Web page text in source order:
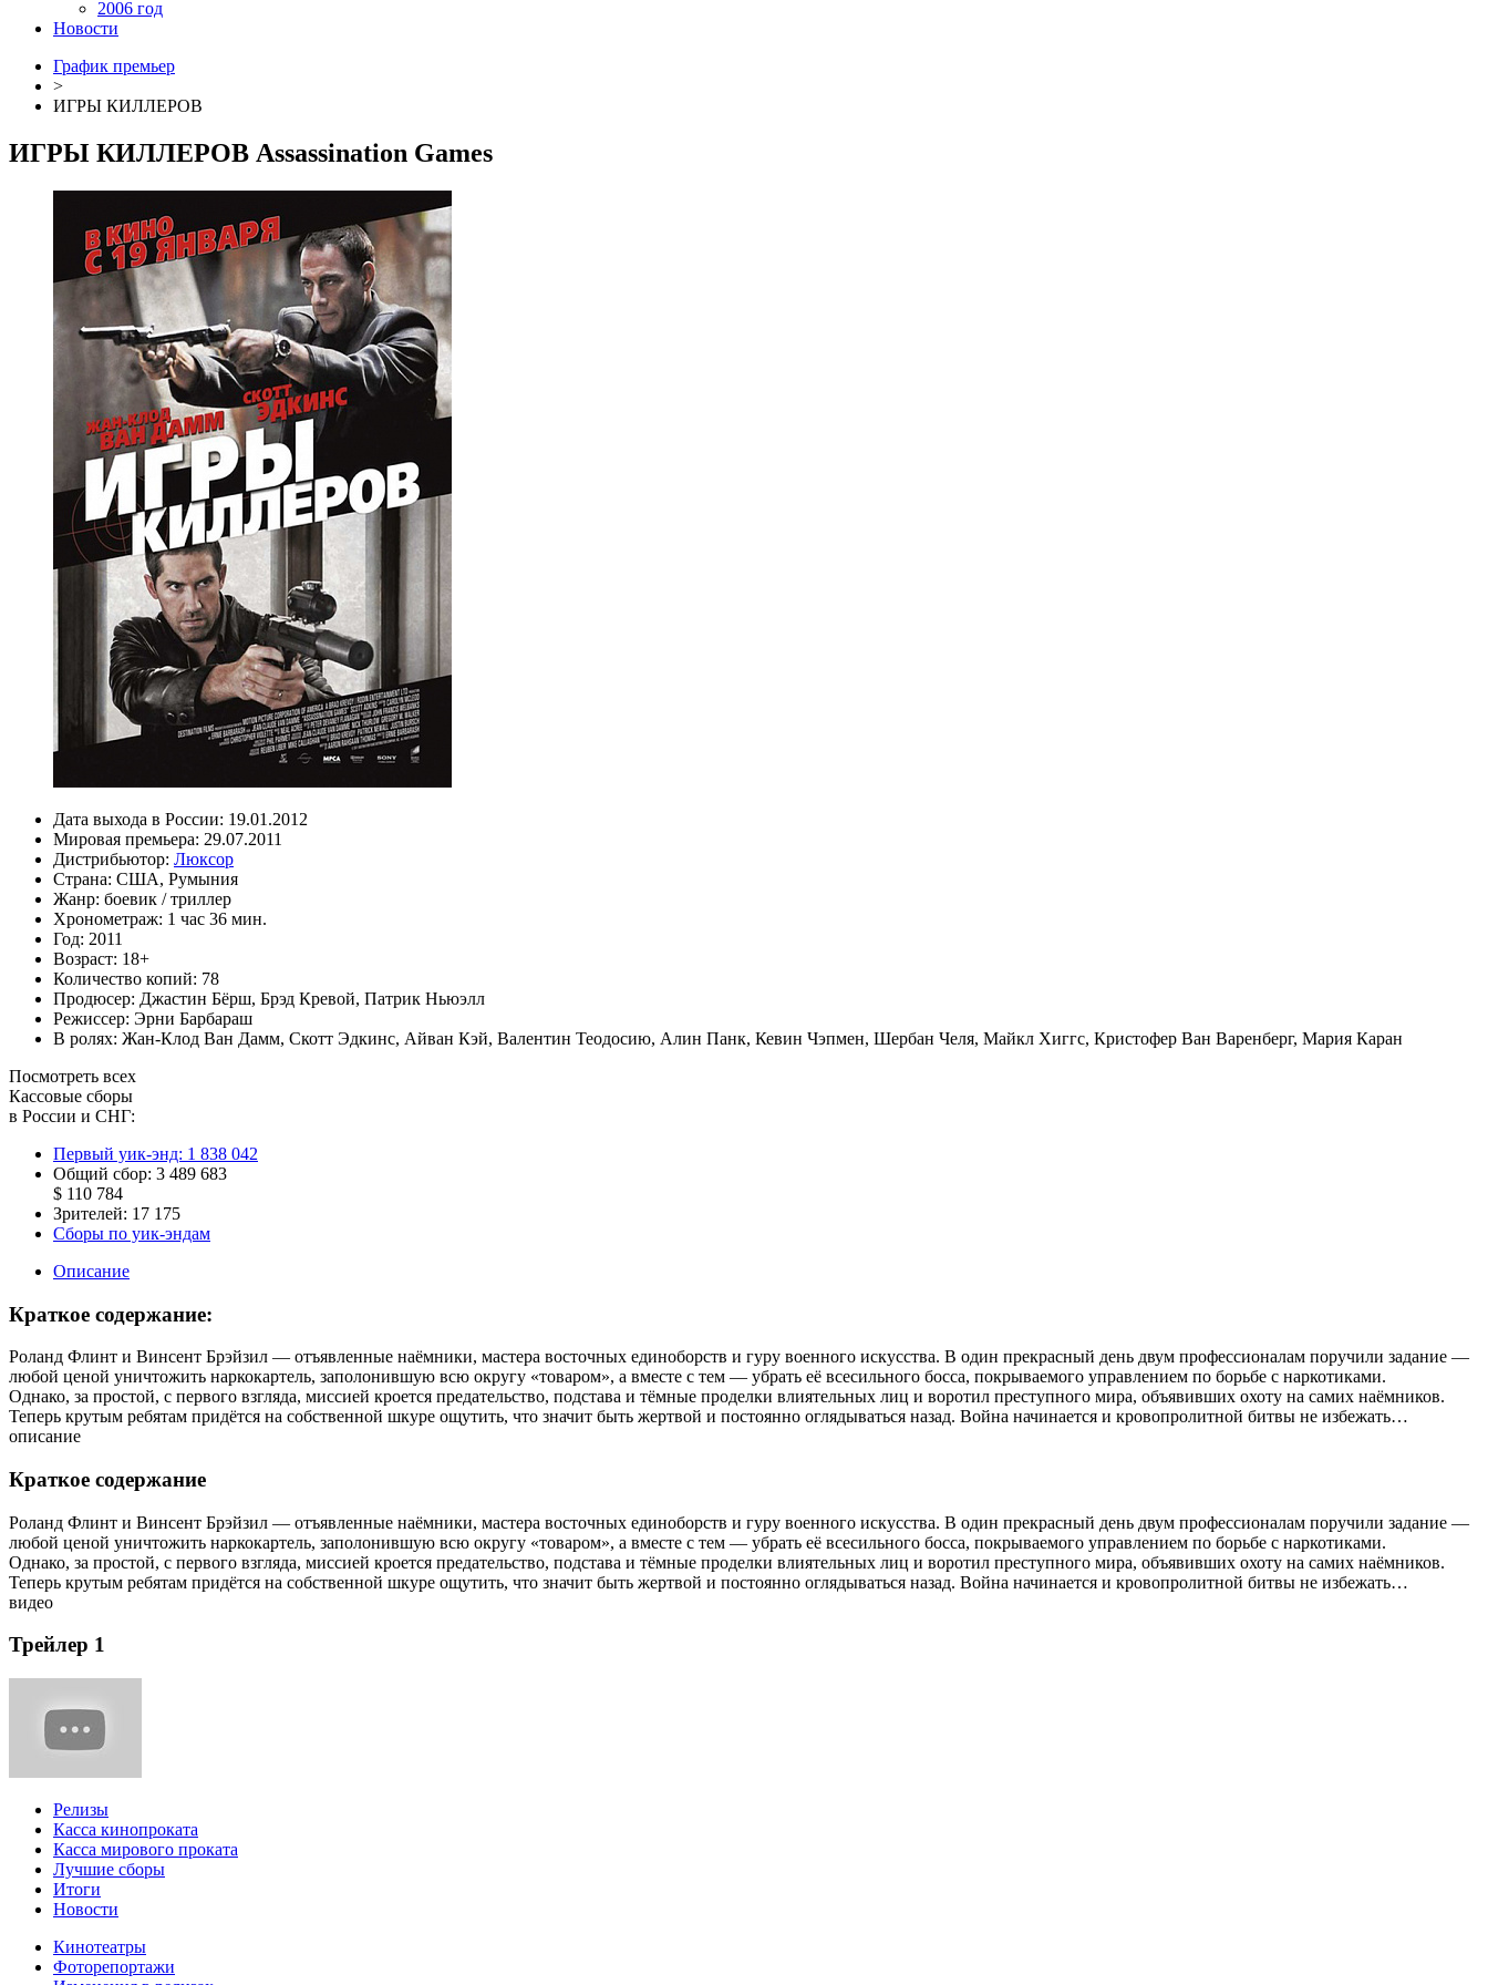
2006 год
Новости
График премьер
>
ИГРЫ КИЛЛЕРОВ
ИГРЫ КИЛЛЕРОВ Assassination Games
Дата выхода в России: 19.01.2012
Мировая премьера: 29.07.2011
Дистрибьютор: Люксор
Страна: США, Румыния
Жанр: боевик /триллер
Хронометраж: 1 час 36 мин.
Год: 2011
Возраст: 18+
Количество копий: 78
Продюсер: Джастин Бёрш, Брэд Кревой, Патрик Ньюэлл
Режиссер: Эрни Барбараш
В ролях: Жан-Клод Ван Дамм, Скотт Эдкинс, Айван Кэй, Валентин Теодосию, Алин Панк, Кевин Чэпмен, Шербан Челя, Майкл Хиггс, Кристофер Ван Варенберг, Мария Каран
Посмотреть всех
Кассовые сборы
в России и СНГ:
Первый уик-энд: 1 838 042
Общий сбор: 3 489 683
$ 110 784
Зрителей: 17 175
Сборы по уик-эндам
Описание
Краткое содержание:
Роланд Флинт и Винсент Брэйзил — отъявленные наёмники, мастера восточных единоборств и гуру военного искусства. В один прекрасный день двум профессионалам поручили задание —
любой ценой уничтожить наркокартель, заполонившую всю округу «товаром», а вместе с тем — убрать её всесильного босса, покрываемого управлением по борьбе с наркотиками.
Однако, за простой, с первого взгляда, миссией кроется предательство, подстава и тёмные проделки влиятельных лиц и воротил преступного мира, объявивших охоту на самих наёмников.
Теперь крутым ребятам придётся на собственной шкуре ощутить, что значит быть жертвой и постоянно оглядываться назад. Война начинается и кровопролитной битвы не избежать…
описание
Краткое содержание
Роланд Флинт и Винсент Брэйзил — отъявленные наёмники, мастера восточных единоборств и гуру военного искусства. В один прекрасный день двум профессионалам поручили задание —
любой ценой уничтожить наркокартель, заполонившую всю округу «товаром», а вместе с тем — убрать её всесильного босса, покрываемого управлением по борьбе с наркотиками.
Однако, за простой, с первого взгляда, миссией кроется предательство, подстава и тёмные проделки влиятельных лиц и воротил преступного мира, объявивших охоту на самих наёмников.
Теперь крутым ребятам придётся на собственной шкуре ощутить, что значит быть жертвой и постоянно оглядываться назад. Война начинается и кровопролитной битвы не избежать…
видео
Трейлер 1
Релизы
Касса кинопроката
Касса мирового проката
Лучшие сборы
Итоги
Новости
Кинотеатры
Фоторепортажи